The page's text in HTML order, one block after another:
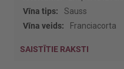
Sauss
Franciacorta
SAISTĪTIE RAKSTI